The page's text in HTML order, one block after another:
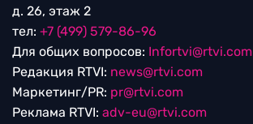
д. 26, этаж 2
тел: +7 (499) 579-86-96
Для общих вопросов: Infortvi@rtvi.com
Редакция RTVI: news@rtvi.com
Маркетинг/PR: pr@rtvi.com
Реклама RTVI: adv-eu@rtvi.com